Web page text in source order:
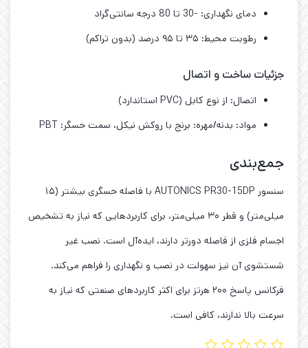
دمای نگهداری: -30 تا 80 درجه سانتی‌گراد
رطوبت محیط: ۳۵ تا ۹۵ درصد (بدون تراکم)
جزئیات ساخت و اتصال
اتصال: از نوع کابل (PVC استاندارد)
مواد: بدنه/مهره: برنج با روکش نیکل، سمت حسگر: PBT
جمع‌بندی
سنسور AUTONICS PR30-15DP با فاصله حسگری بیشتر (۱۵
میلی‌متر) و قطر ۳۰ میلی‌متر، برای کاربردهایی که نیاز به تشخیص
اجسام فلزی از فاصله دورتر دارند، ایده‌آل است. نصب غیر
شستشوی آن نیز سهولت در نصب و نگهداری را فراهم می‌کند.
فرکانس پاسخ ۲۰۰ هرتز برای اکثر کاربردهای صنعتی که نیاز به
سرعت بالا ندارند، کافی است.